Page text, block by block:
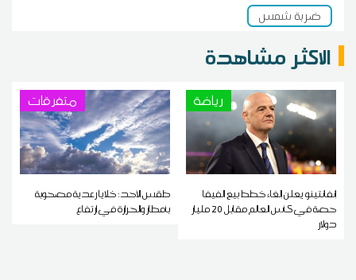
ضربة شمس
الاكثر مشاهدة
رياضة
إنفانتينو يعلن إلغاء خطط بيع الفيفا
حصة في كأس العالم مقابل 20 مليار
دولار
متفرقات
طقس الأحد: خلايا رعدية مصحوبة
بأمطار والحرارة في ارتفاع